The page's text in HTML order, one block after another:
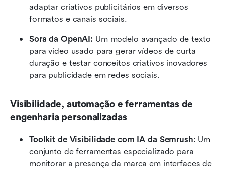
adaptar criativos publicitários em diversos
formatos e canais sociais.
Sora da OpenAI: Um modelo avançado de texto
para vídeo usado para gerar vídeos de curta
duração e testar conceitos criativos inovadores
para publicidade em redes sociais.
Visibilidade, automação e ferramentas de
engenharia personalizadas
Toolkit de Visibilidade com IA da Semrush: Um
conjunto de ferramentas especializado para
monitorar a presença da marca em interfaces de